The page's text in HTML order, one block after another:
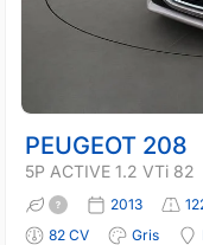
PEUGEOT 208
5P ACTIVE 1.2 VTi 82
2013
82 CV
Gris